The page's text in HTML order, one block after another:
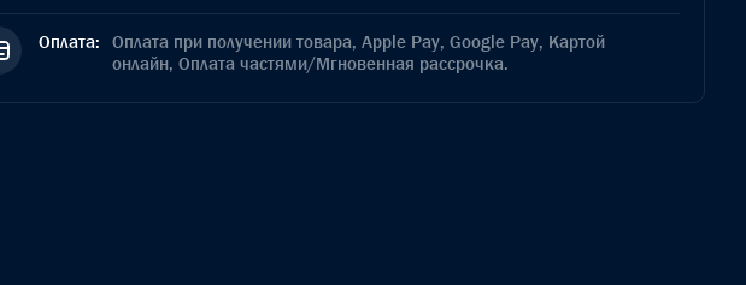
Оплата: Оплата при получении товара, Apple Pay, Google Pay, Картой
онлайн, Оплата частями/Мгновенная рассрочка.